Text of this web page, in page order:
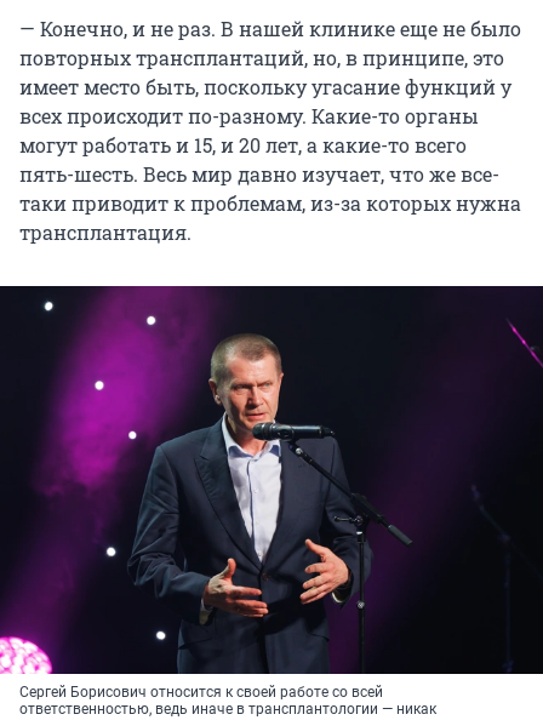
— Конечно, и не раз. В нашей клинике еще не было
повторных трансплантаций, но, в принципе, это
имеет место быть, поскольку угасание функций у
всех происходит по-разному. Какие-то органы
могут работать и 15, и 20 лет, а какие-то всего
пять-шесть. Весь мир давно изучает, что же все-
таки приводит к проблемам, из-за которых нужна
трансплантация.
Сергей Борисович относится к своей работе со всей
ответственностью, ведь иначе в трансплантологии — никак